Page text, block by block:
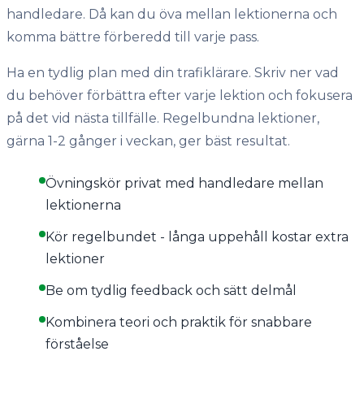
handledare. Då kan du öva mellan lektionerna och
komma bättre förberedd till varje pass.
Ha en tydlig plan med din trafiklärare. Skriv ner vad
du behöver förbättra efter varje lektion och fokusera
på det vid nästa tillfälle. Regelbundna lektioner,
gärna 1-2 gånger i veckan, ger bäst resultat.
Övningskör privat med handledare mellan
lektionerna
Kör regelbundet - långa uppehåll kostar extra
lektioner
Be om tydlig feedback och sätt delmål
Kombinera teori och praktik för snabbare
förståelse